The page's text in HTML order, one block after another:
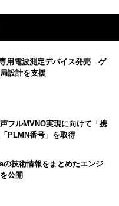
専用電波測定デバイス発売 ゲ
設計を支援
フルMVNO実現に向けて「携
PLMN番号」を取得
の技術情報をまとめたエンジ
公開